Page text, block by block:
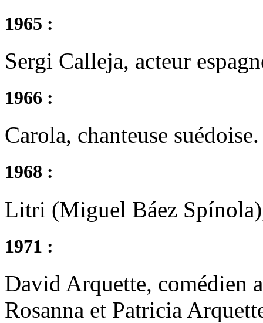
1965 :
Sergi Calleja, acteur
1966 :
Carola, chanteuse suédoise.
1968 :
Litri (Miguel Báez
1971 :
David Arquette, comédien
Rosanna et Patricia